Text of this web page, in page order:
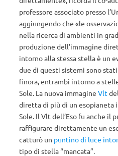
professore associato presso
aggiungendo che «le
nella ricerca di ambienti in
produzione dell’immagine
intorno alla stessa stella è un
due di questi sistemi sono
finora, entrambi intorno a
Sole. La nuova immagine Vlt
diretta di più di un esopianeta
Sole. Il Vlt dell’Eso fu anche il
raffigurare direttamente un
catturò un puntino di luce
tipo di stella “mancata”.